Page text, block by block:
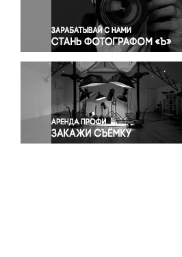
Правосудие
Происшествия и конфликты
Религия
Светская жизнь
Спорт
Экология
Экономика и бизнес